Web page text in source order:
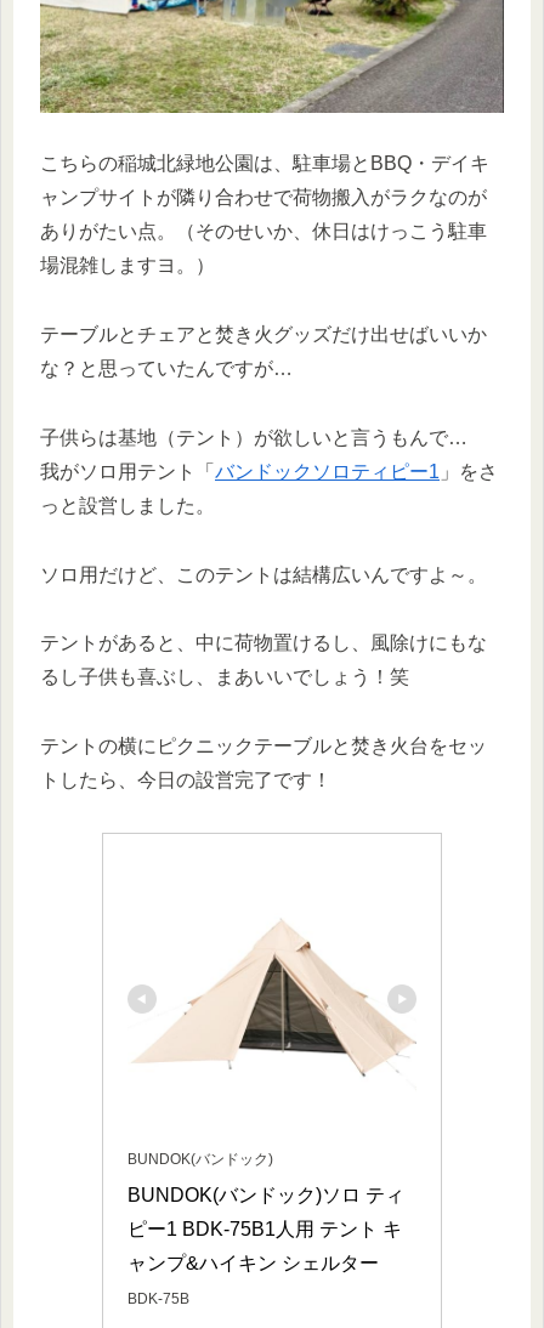
こちらの稲城北緑地公園は、駐車場とBBQ・デイキ
ャンプサイトが隣り合わせで荷物搬入がラクなのが
ありがたい点。（そのせいか、休日はけっこう駐車
場混雑しますヨ。）
テーブルとチェアと焚き火グッズだけ出せばいいか
な？と思っていたんですが…
子供らは基地（テント）が欲しいと言うもんで…
我がソロ用テント「 バンドックソロティピー1 」をさ
っと設営しました。
ソロ用だけど、このテントは結構広いんですよ～。
テントがあると、中に荷物置けるし、風除けにもな
るし子供も喜ぶし、まあいいでしょう！笑
テントの横にピクニックテーブルと焚き火台をセッ
トしたら、今日の設営完了です！
BUNDOK(バンドック)
BUNDOK(バンドック)ソロ ティ
ピー1 BDK-75B1人用 テント キ
ャンプ&ハイキン シェルター
BDK-75B